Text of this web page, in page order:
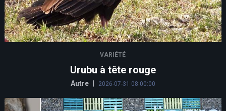
VARIÉTÉ
Urubu à tête rouge
Autre 2026-07-31 08:00:00